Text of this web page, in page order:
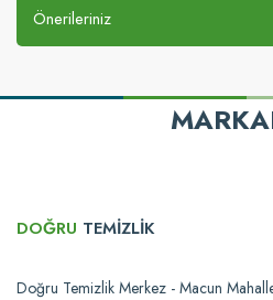
Önerileriniz
DOĞRU TEMİZLİK
Doğru Temizlik Merkez - Macun